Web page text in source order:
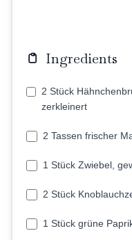
Ingredients
2 Stück
zerkleinert
2 Tassen frischer
1 Stück Zwiebel,
2 Stück
1 Stück grüne